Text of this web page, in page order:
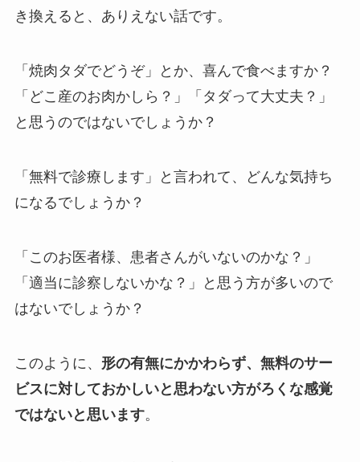
き換えると、ありえない話です。
「焼肉タダでどうぞ」とか、喜んで食べますか？
「どこ産のお肉かしら？」「タダって大丈夫？」
と思うのではないでしょうか？
「無料で診療します」と言われて、どんな気持ち
になるでしょうか？
「このお医者様、患者さんがいないのかな？」
「適当に診察しないかな？」と思う方が多いので
はないでしょうか？
このように、 形の有無にかかわらず、無料のサー
ビスに対しておかしいと思わない方がろくな感覚
ではないと思います。